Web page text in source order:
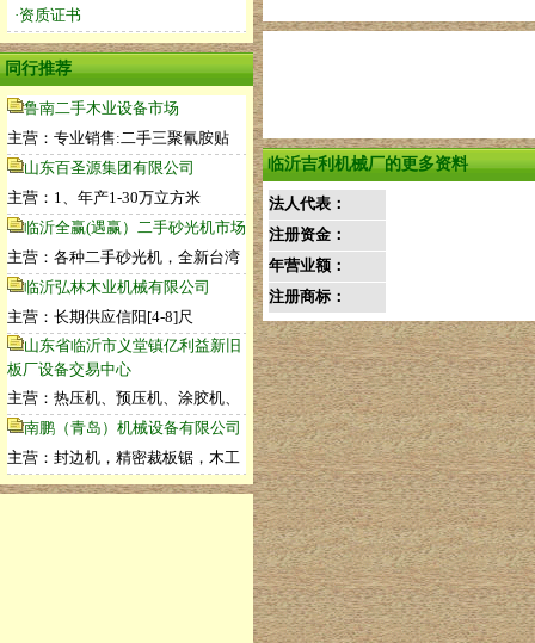
·资质证书
同行推荐
鲁南二手木业设备市场
主营：专业销售:二手三聚氰胺贴
山东百圣源集团有限公司
主营：1、年产1-30万立方米
临沂全赢(遇赢）二手砂光机市场
主营：各种二手砂光机，全新台湾
临沂弘林木业机械有限公司
主营：长期供应信阳[4-8]尺
山东省临沂市义堂镇亿利益新旧
板厂设备交易中心
主营：热压机、预压机、涂胶机、
南鹏（青岛）机械设备有限公司
主营：封边机，精密裁板锯，木工
临沂吉利机械厂的更多资料
法人代表：
注册资金：
年营业额：
注册商标：